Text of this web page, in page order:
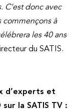
C’est donc avec
commençons à
les 40 ans
du SATIS.
d’experts et
la SATIS TV :